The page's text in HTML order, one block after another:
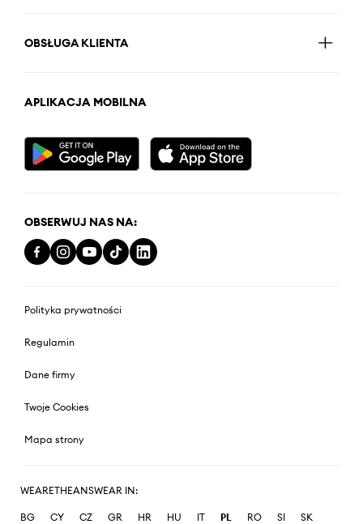
OBSŁUGA KLIENTA
APLIKACJA MOBILNA
OBSERWUJ NAS NA:
Polityka prywatności
Regulamin
Dane firmy
Twoje Cookies
Mapa strony
WEARETHEANSWEAR IN:
BG CY CZ GR HR HU IT PL RO SI SK